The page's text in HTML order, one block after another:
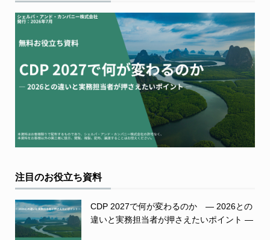
注目のお役立ち資料
CDP 2027で何が変わるのか ― 2026との
違いと実務担当者が押さえたいポイント ―